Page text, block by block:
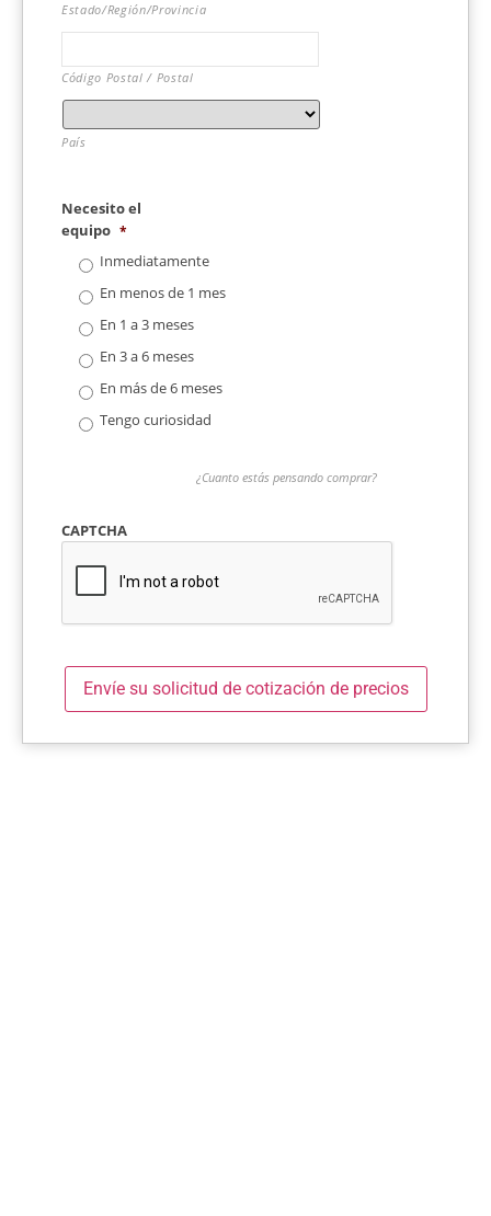
Estado/Región/Provincia
Código Postal / Postal
País
Necesito el
equipo *
Inmediatamente
En menos de 1 mes
En 1 a 3 meses
En 3 a 6 meses
En más de 6 meses
Tengo curiosidad
¿Cuanto estás pensando comprar?
CAPTCHA
Envíe su solicitud de cotización de precios